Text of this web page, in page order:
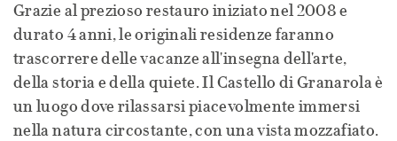
Grazie al prezioso restauro iniziato nel 2008 e
durato 4 anni, le originali residenze faranno
trascorrere delle vacanze all'insegna dell'arte,
della storia e della quiete. Il Castello di Granarola è
un luogo dove rilassarsi piacevolmente immersi
nella natura circostante, con una vista mozzafiato.